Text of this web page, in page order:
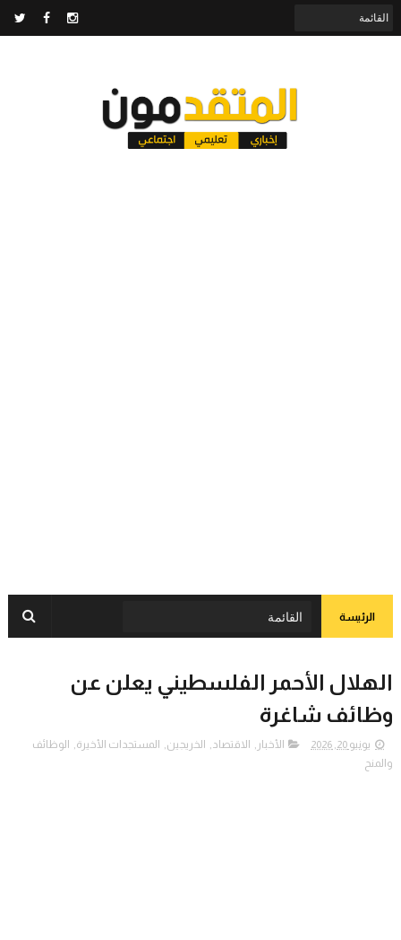
الرئيسة
الهلال الأحمر الفلسطيني يعلن عن
وظائف شاغرة
يونيو 20, 2026 الأخبار , الاقتصاد, الخريجين, المستجدات الأخيرة,
الوظائف
والمنح